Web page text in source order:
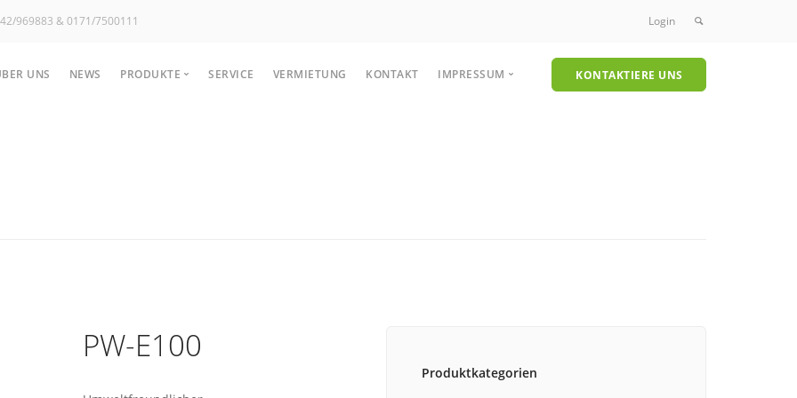
969883 & 0171/7500111 Login
UNS NEWS PRODUKTE SERVICE VERMIETUNG KONTAKT IMPRESSUM KONTAKTIERE UNS
PW-E100
Produktkategorien